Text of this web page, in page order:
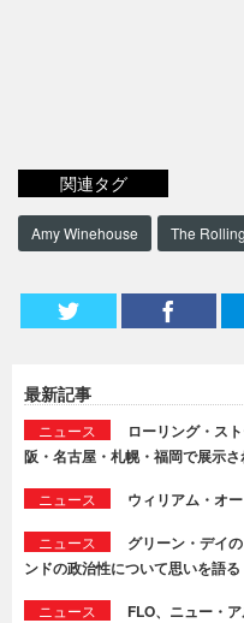
関連タグ
Amy Winehouse The
最新記事
ニュース
ローリング・ス
阪・名古屋・札幌・福岡で展示
ニュース ウィリアム・オ
ニュース
グリーン・デイ
ンドの政治性について思いを語る
ニュース
FLO、ニュー・